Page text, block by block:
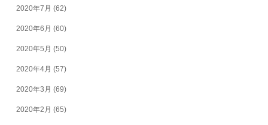
2020年7月 (62)
2020年6月 (60)
2020年5月 (50)
2020年4月 (57)
2020年3月 (69)
2020年2月 (65)